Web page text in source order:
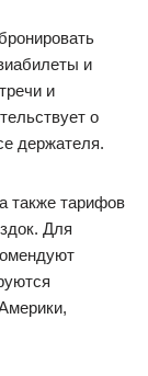
и
и
о
держателя.
также тарифов
Для